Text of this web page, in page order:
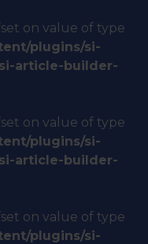
on value of type
plugins/si-
article-builder-
on value of type
plugins/si-
article-builder-
on value of type
plugins/si-